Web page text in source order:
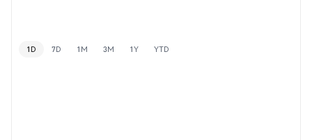
1D 7D 1M 3M 1Y YTD